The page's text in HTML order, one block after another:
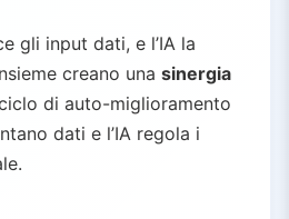
gli input dati, e l’IA la
creano una sinergia
di auto-miglioramento
dati e l’IA regola i